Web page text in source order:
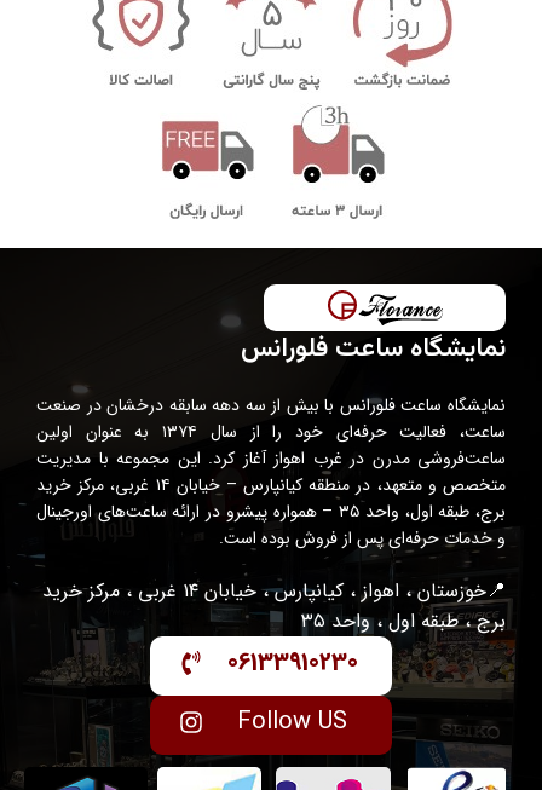
نمایشگاه ساعت فلورانس
نمایشگاه ساعت فلورانس با بیش از سه دهه سابقه درخشان در صنعت
ساعت، فعالیت حرفه‌ای خود را از سال ۱۳۷۴ به عنوان اولین
ساعت‌فروشی مدرن در غرب اهواز آغاز کرد. این مجموعه با مدیریت
متخصص و متعهد، در منطقه کیانپارس – خیابان ۱۴ غربی، مرکز خرید
برج، طبقه اول، واحد ۳۵ – همواره پیشرو در ارائه ساعت‌های اورجینال
و خدمات حرفه‌ای پس از فروش بوده است.
📍خوزستان ، اهواز ، کیانپارس ، خیابان ۱۴ غربی ، مرکز خرید
برج ، طبقه اول ، واحد ۳۵
06133910230
Follow US